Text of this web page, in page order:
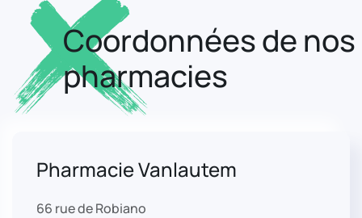
Coordonnées de nos
pharmacies
Pharmacie Vanlautem
66 rue de Robiano